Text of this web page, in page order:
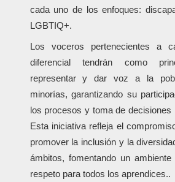
cada uno de los enfoques:
LGBTIQ+.
Los voceros pertenecientes a
diferencial tendrán como
representar y dar voz a la
minorías, garantizando su
los procesos y toma de decisiones
Esta iniciativa refleja el
promover la inclusión y la
ámbitos, fomentando un
respeto para todos los aprendices..